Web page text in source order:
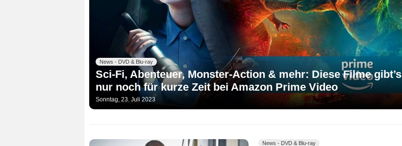
News - DVD & Blu-ray
Sci-Fi, Abenteuer, Monster-Action & mehr: Diese Filme gibt’s
nur noch für kurze Zeit bei Amazon Prime Video
Sonntag, 23. Juli 2023
News - DVD & Blu-ray